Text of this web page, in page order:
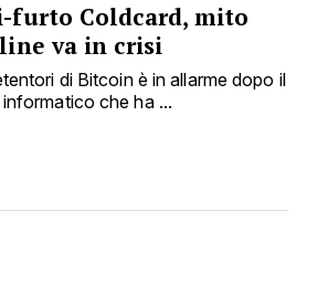
furto Coldcard, mito
va in crisi
di Bitcoin è in allarme dopo il
che ha ...